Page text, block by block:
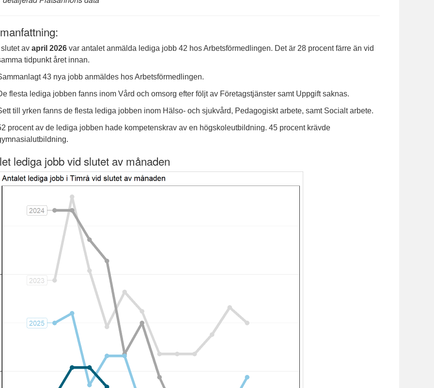
slutet av april 2026 var antalet anmälda lediga jobb 42 hos Arbetsförmedlingen. Det är 28 procent färre än vid
tidpunkt året innan.
43 nya jobb anmäldes hos Arbetsförmedlingen.
flesta lediga jobben fanns inom Vård och omsorg efter följt av Företagstjänster samt Uppgift saknas.
till yrken fanns de flesta lediga jobben inom Hälso- och sjukvård, Pedagogiskt arbete, samt Socialt arbete.
procent av de lediga jobben hade kompetenskrav av en högskoleutbildning. 45 procent krävde
lediga jobb vid slutet av månaden